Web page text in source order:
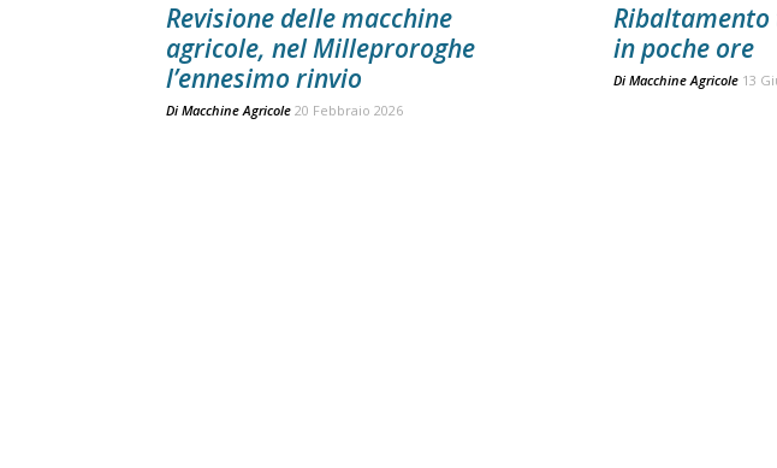
Revisione delle macchine
agricole, nel Milleproroghe
l’ennesimo rinvio
Di Macchine Agricole 20 Febbraio 2026
in poche ore
Di Macchine Agricole 13